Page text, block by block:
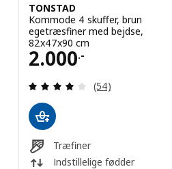
hvid/råhvid,
TONSTAD
Kommode 4 skuffer, brun
egetræsfiner med bejdse,
82x47x90 cm
2.000.-
Pris 2000.-
Anmeld: 3.9 ud
(54)
Træfiner
Indstillelige fødder